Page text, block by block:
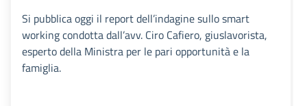
Si pubblica oggi il report dell’indagine sullo smart
working condotta dall’avv. Ciro Cafiero, giuslavorista,
esperto della Ministra per le pari opportunità e la
famiglia.